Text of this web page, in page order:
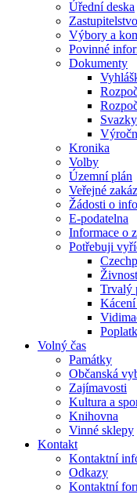
Úřední deska
Výbory a
Povinné
Dokumenty
Kronika
Volby
Územní plán
Veřejné
Žádosti o
E-podatelna
Informace o
Potřebuji
Trvalý
Volný čas
Památky
Občanská
Zajímavosti
Kultura a
Knihovna
Vinné sklepy
Kontakt
Kontaktní
Odkazy
Kontaktní